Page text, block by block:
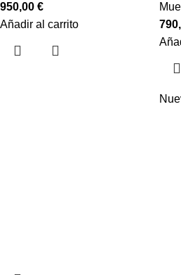
950,00 €
Añadir al carrito